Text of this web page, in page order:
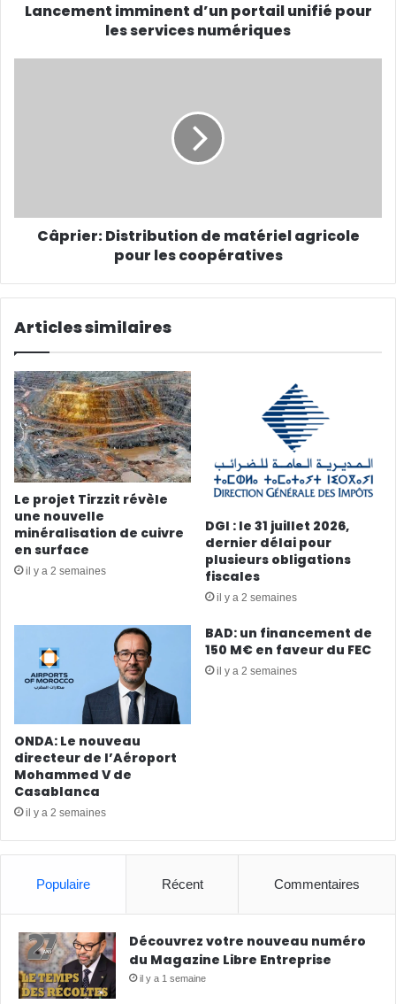
Lancement imminent d’un portail unifié pour
les services numériques
Câprier: Distribution de matériel agricole
pour les coopératives
Articles similaires
Le projet Tirzzit révèle
une nouvelle
minéralisation de cuivre
en surface
il y a 2 semaines
DGI : le 31 juillet 2026,
dernier délai pour
plusieurs obligations
fiscales
il y a 2 semaines
ONDA: Le nouveau
directeur de l’Aéroport
Mohammed V de
Casablanca
il y a 2 semaines
BAD: un financement de
150 M€ en faveur du FEC
il y a 2 semaines
Populaire Récent Commentaires
Découvrez votre nouveau numéro
du Magazine Libre Entreprise
il y a 1 semaine